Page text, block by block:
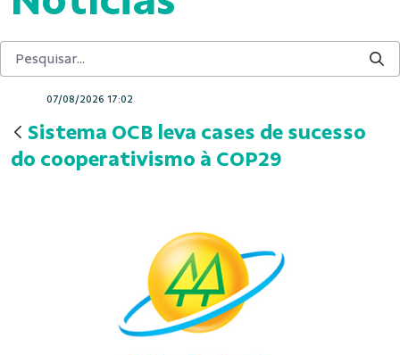
Sistema OCB leva cases de sucesso
do cooperativismo à COP29
07/08/2026 17:02